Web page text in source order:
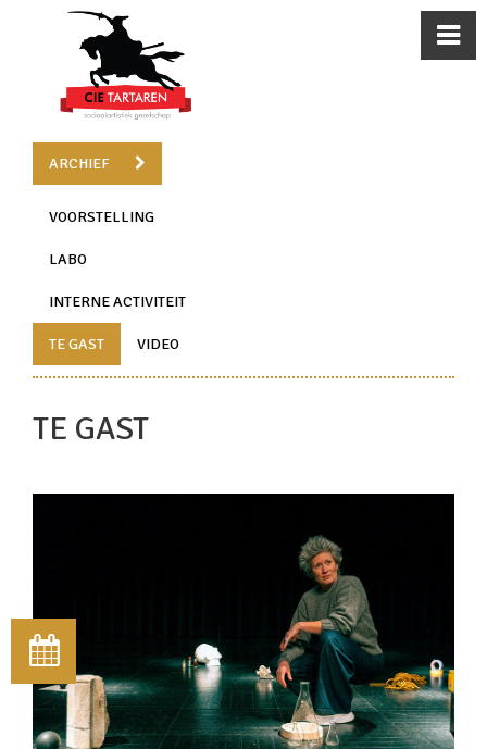
ARCHIEF
VOORSTELLING
LABO
INTERNE ACTIVITEIT
TE GAST VIDEO
TE GAST